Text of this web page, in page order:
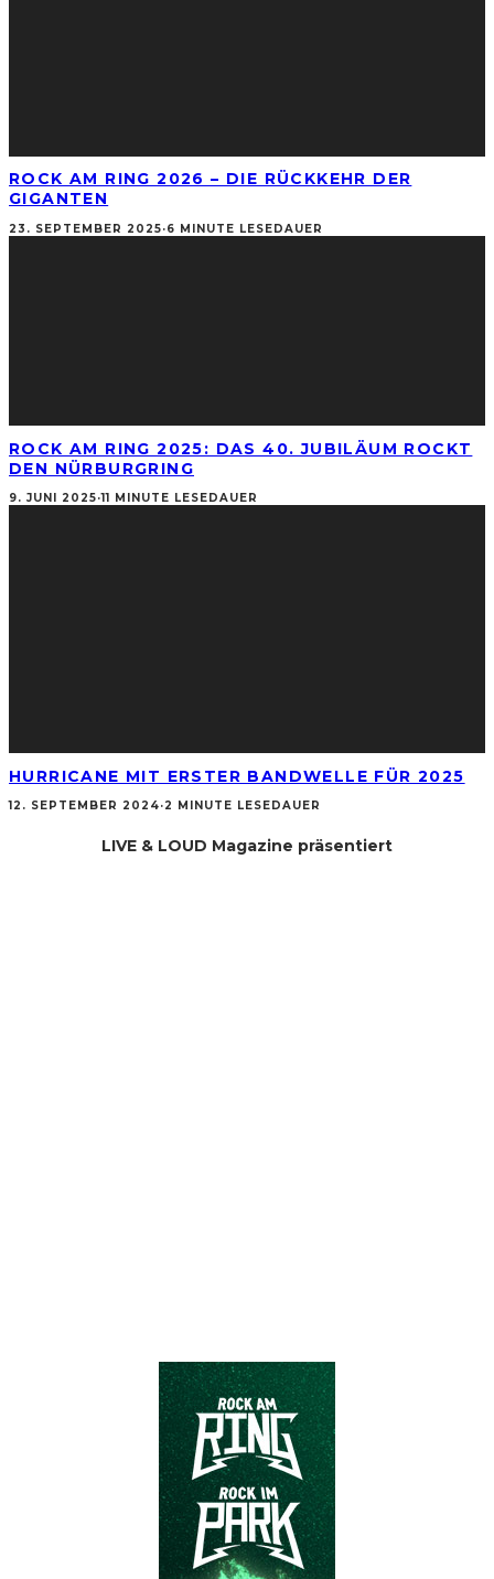
ROCK AM RING 2026 – DIE RÜCKKEHR DER
GIGANTEN
23. SEPTEMBER 2025·6 MINUTE LESEDAUER
ROCK AM RING 2025: DAS 40. JUBILÄUM ROCKT
DEN NÜRBURGRING
9. JUNI 2025·11 MINUTE LESEDAUER
HURRICANE MIT ERSTER BANDWELLE FÜR 2025
12. SEPTEMBER 2024·2 MINUTE LESEDAUER
LIVE & LOUD Magazine präsentiert